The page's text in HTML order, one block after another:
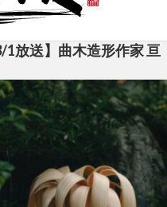
1放送】曲木造形作家 亘